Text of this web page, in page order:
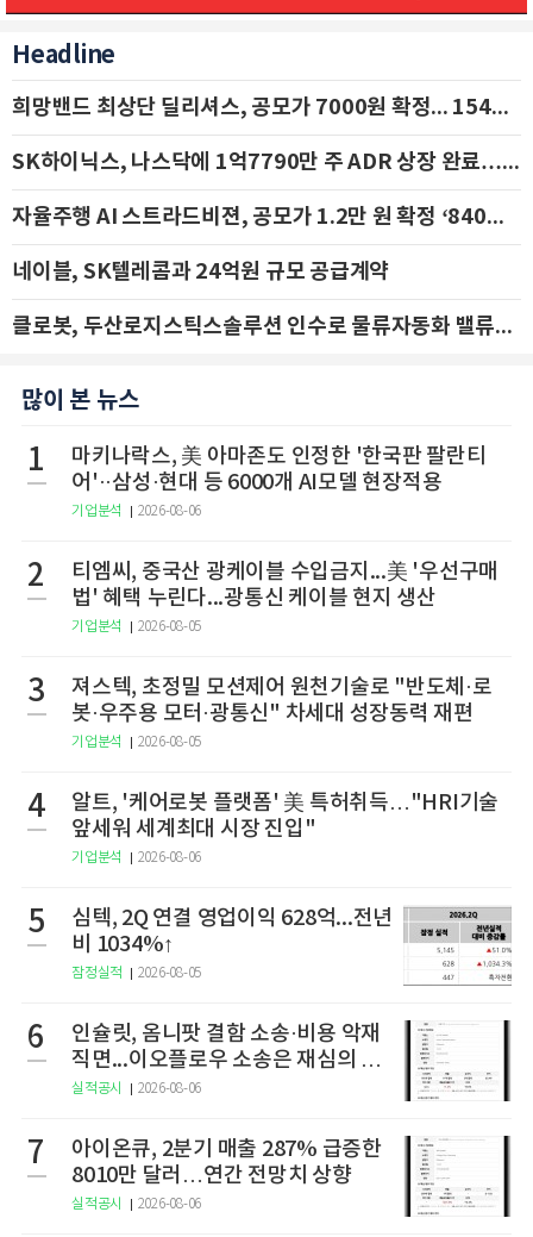
Headline
희망밴드 최상단 딜리셔스, 공모가 7000원 확정... 154억 규모 IPO 돌입
SK하이닉스, 나스닥에 1억7790만 주 ADR 상장 완료…29일 국내 추가 상장
자율주행 AI 스트라드비젼, 공모가 1.2만 원 확정 ‘840억 수혈’
네이블, SK텔레콤과 24억원 규모 공급계약
클로봇, 두산로지스틱스솔루션 인수로 물류자동화 밸류체인 확장 추진 - IBK투자증권
많이 본 뉴스
1
마키나락스, 美 아마존도 인정한 '한국판 팔란티
어'··삼성·현대 등 6000개 AI모델 현장적용
기업분석 2026-08-06
2
티엠씨, 중국산 광케이블 수입금지...美 '우선구매
법' 혜택 누린다...광통신 케이블 현지 생산
기업분석 2026-08-05
3
져스텍, 초정밀 모션제어 원천기술로 "반도체·로
봇·우주용 모터·광통신" 차세대 성장동력 재편
기업분석 2026-08-05
4
알트, '케어로봇 플랫폼' 美 특허취득…"HRI기술
앞세워 세계최대 시장 진입"
기업분석 2026-08-06
5
심텍, 2Q 연결 영업이익 628억...전년
비 1034%↑
잠정실적 2026-08-05
6
인슐릿, 옴니팟 결함 소송·비용 악재
직면...이오플로우 소송은 재심의 청
구
실적공시 2026-08-06
7
아이온큐, 2분기 매출 287% 급증한
8010만 달러…연간 전망치 상향
실적공시 2026-08-06